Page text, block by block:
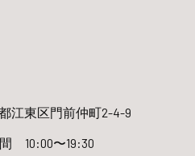
江東区門前仲町2-4-9
10:00〜19:30